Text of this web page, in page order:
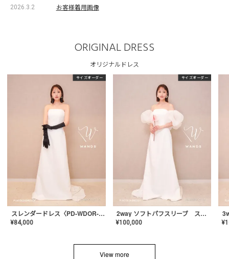
2026.3.2 お客様着用画像
ORIGINAL DRESS
オリジナルドレス
サイズオーダー
スレンダードレス〈PD-WDOR-2110〉
¥84,000
サイズオーダー
2way ソフトパフスリーブ スレンダードレス〈PD-WDOR-2112〉
¥100,000 ¥
View more